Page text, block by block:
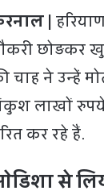
|
छोड़कर
चाह ने उन्हें
लाखों रुपये
कर रहे हैं.
से